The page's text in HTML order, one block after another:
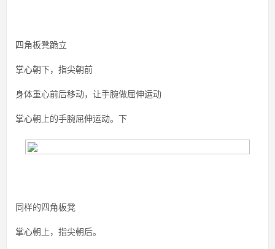
四角板凳跪立
掌心朝下，指尖朝前
身体重心前后移动，让手腕做屈伸运动
掌心朝上的手腕屈伸运动。下
同样的四角板凳
掌心朝上，指尖朝后。